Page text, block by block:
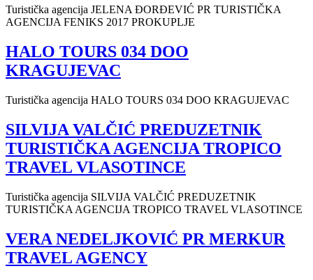
Turistička agencija JELENA ĐORĐEVIĆ PR TURISTIČKA
AGENCIJA FENIKS 2017 PROKUPLJE
HALO TOURS 034 DOO
KRAGUJEVAC
Turistička agencija HALO TOURS 034 DOO KRAGUJEVAC
SILVIJA VALČIĆ PREDUZETNIK
TURISTIČKA AGENCIJA TROPICO
TRAVEL VLASOTINCE
Turistička agencija SILVIJA VALČIĆ PREDUZETNIK
TURISTIČKA AGENCIJA TROPICO TRAVEL VLASOTINCE
VERA NEDELJKOVIĆ PR MERKUR
TRAVEL AGENCY